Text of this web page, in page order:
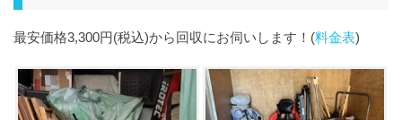
最安価格3,300円(税込)から回収にお伺いします！(料金表)